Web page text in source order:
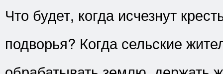
Что будет, когда исчезнут
подворья? Когда сельские